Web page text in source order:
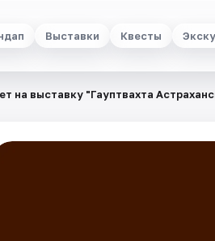
Выставки Квесты
на выставку "Гауптвахта